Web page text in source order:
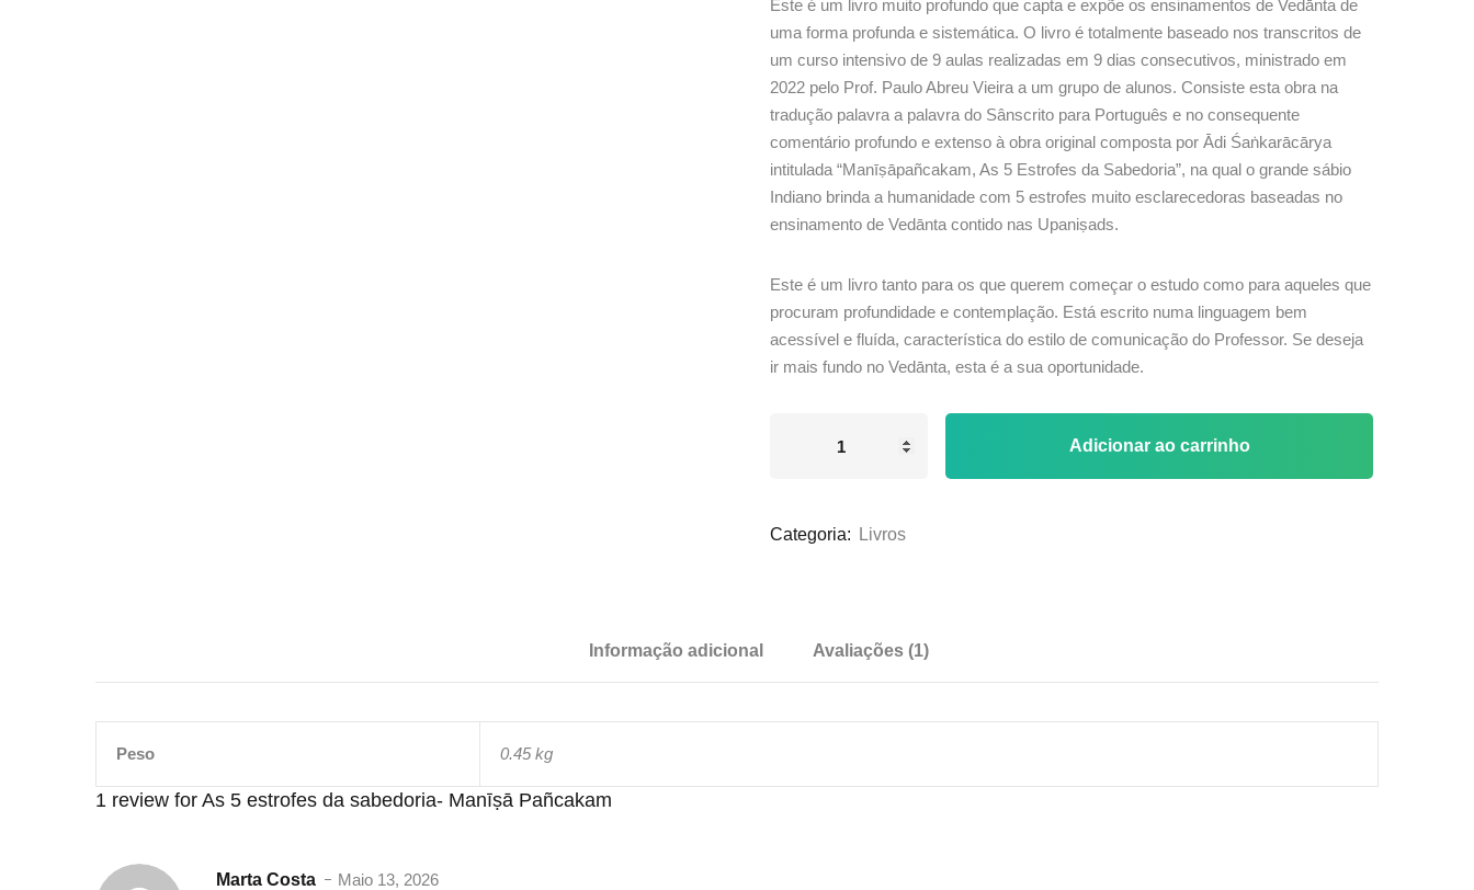
de cliente
Este é um livro muito profundo que capta e expõe os ensinamentos de Vedānta de
uma forma profunda e sistemática. O livro é totalmente baseado nos transcritos de
um curso intensivo de 9 aulas realizadas em 9 dias consecutivos, ministrado em
2022 pelo Prof. Paulo Abreu Vieira a um grupo de alunos. Consiste esta obra na
tradução palavra a palavra do Sânscrito para Português e no consequente
comentário profundo e extenso à obra original composta por Ādi Śaṅkarācārya
intitulada “Manīṣāpañcakam, As 5 Estrofes da Sabedoria”, na qual o grande sábio
Indiano brinda a humanidade com 5 estrofes muito esclarecedoras baseadas no
ensinamento de Vedānta contido nas Upaniṣads.
Este é um livro tanto para os que querem começar o estudo como para aqueles que
procuram profundidade e contemplação. Está escrito numa linguagem bem
acessível e fluída, característica do estilo de comunicação do Professor. Se deseja
ir mais fundo no Vedānta, esta é a sua oportunidade.
Adicionar ao carrinho
Categoria: Livros
Informação adicional Avaliações (1)
Peso 0.45 kg
1 review for As 5 estrofes da sabedoria- Manīṣā Pañcakam
Marta Costa Maio 13, 2026
Lost your password?
Sign up